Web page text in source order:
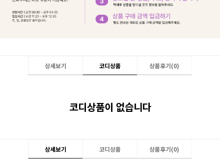
상세보기 코디상품 상품후기(0)
코디상품이 없습니다
상세보기 코디상품 상품후기(0)